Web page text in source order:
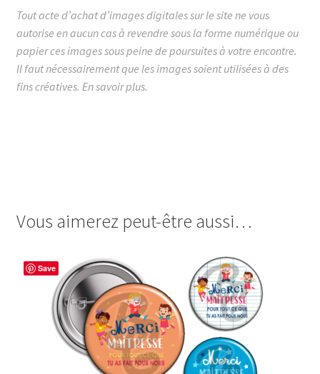
Tout acte d’achat d’images digitales sur le site ne vous
autorise en aucun cas à revendre sous la forme numérique ou
papier ces images sous peine de poursuites à votre encontre.
Il faut nécessairement que les images soient utilisées à des
fins créatives. En savoir plus.
Vous aimerez peut-être aussi…
Save